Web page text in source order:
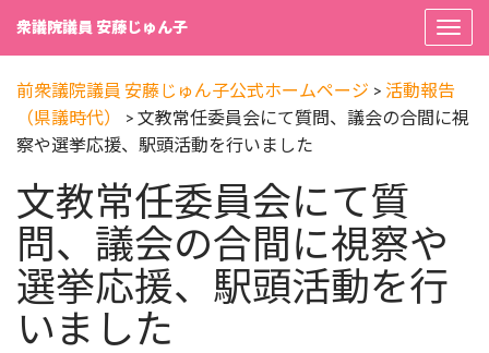
衆議院議員 安藤じゅん子
前衆議院議員 安藤じゅん子公式ホームページ > 活動報告
（県議時代）
> 文教常任委員会にて質問、議会の合間に視
察や選挙応援、駅頭活動を行いました
文教常任委員会にて質
問、議会の合間に視察や
選挙応援、駅頭活動を行
いました